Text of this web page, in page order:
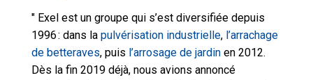
" Exel est un groupe qui s’est diversifiée depuis
1996 : dans la pulvérisation industrielle, l’arrachage
de betteraves, puis l’arrosage de jardinen 2012.
Dès la fin 2019 déjà, nous avions annoncé